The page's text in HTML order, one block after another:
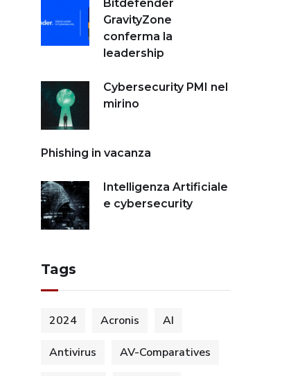
Bitdefender
GravityZone
conferma la
leadership
Cybersecurity PMI nel
mirino
Phishing in vacanza
Intelligenza Artificiale
e cybersecurity
Tags
2024 Acronis AI
Antivirus AV-Comparatives